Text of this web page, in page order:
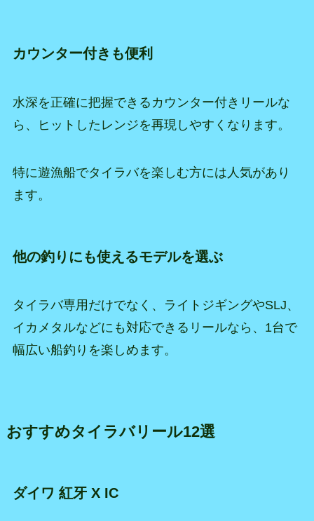
カウンター付きも便利
水深を正確に把握できるカウンター付きリールな
ら、ヒットしたレンジを再現しやすくなります。
特に遊漁船でタイラバを楽しむ方には人気があり
ます。
他の釣りにも使えるモデルを選ぶ
タイラバ専用だけでなく、ライトジギングやSLJ、
イカメタルなどにも対応できるリールなら、1台で
幅広い船釣りを楽しめます。
おすすめタイラバリール12選
ダイワ 紅牙 X IC